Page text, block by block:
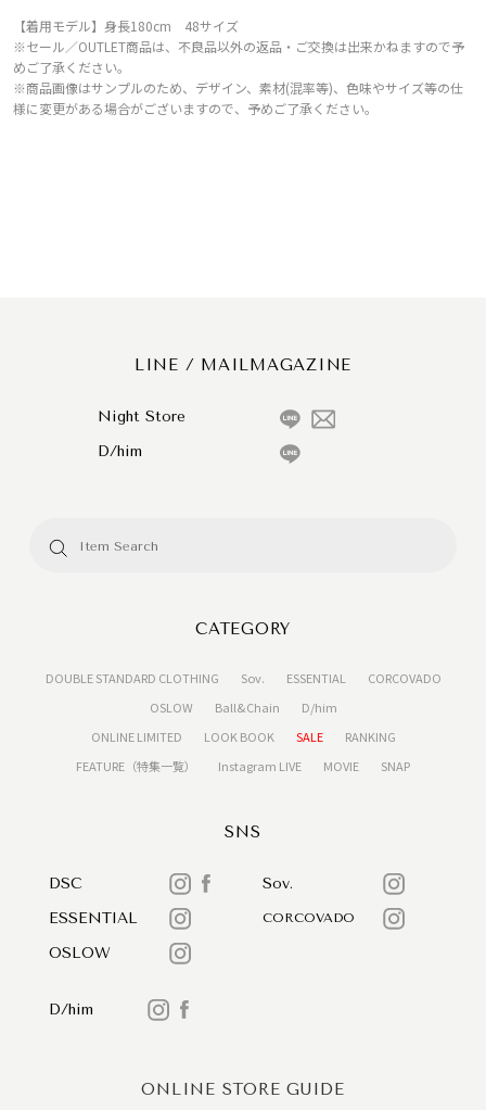
【着用モデル】身長180cm 48サイズ
※セール／OUTLET商品は、不良品以外の返品・ご交換は出来かねますので予
めご了承ください。
※商品画像はサンプルのため、デザイン、素材(混率等)、色味やサイズ等の仕
様に変更がある場合がございますので、予めご了承ください。
LINE / MAILMAGAZINE
Night Store
D/him
CATEGORY
DOUBLE STANDARD CLOTHING Sov. ESSENTIAL
CORCOVADO
OSLOW
Ball&Chain
D/him
ONLINE LIMITED
LOOK BOOK SALE
RANKING
FEATURE（特集一覧）
Instagram LIVE MOVIE SNAP
SNS
DSC
Sov.
ESSENTIAL
CORCOVADO
OSLOW
D/him
ONLINE STORE GUIDE